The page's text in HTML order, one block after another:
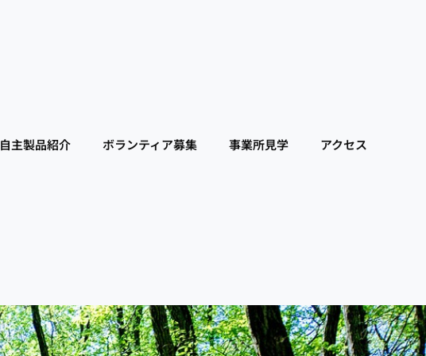
自主製品紹介 ボランティア募集 事業所見学 アクセス